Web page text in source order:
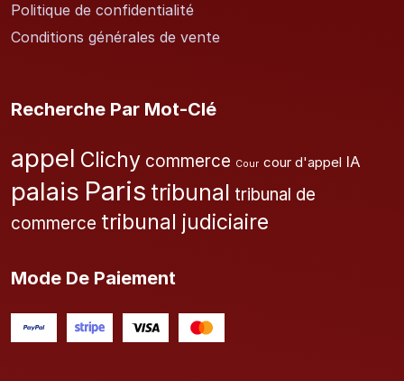
Politique de confidentialité
Conditions générales de vente
Recherche Par Mot-Clé
appel Clichy commerce Cour cour d'appel IA
palais Paris tribunal tribunal de
commerce tribunal judiciaire
Mode De Paiement